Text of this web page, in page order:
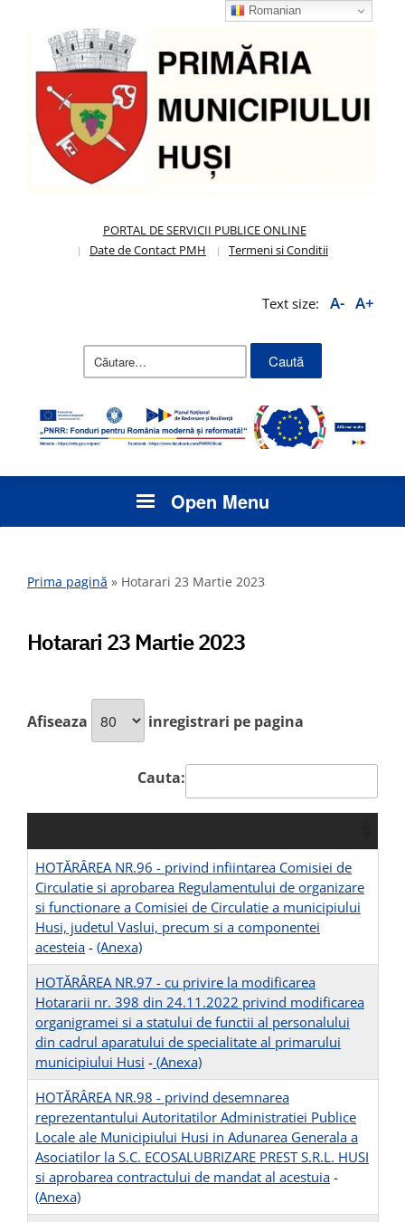
PORTAL DE SERVICII PUBLICE ONLINE
Date de Contact PMH
Termeni si Conditii
Text size: A- A+
Caută
Open Menu
Prima pagină » Hotarari 23 Martie 2023
Hotarari 23 Martie 2023
Afiseaza inregistrari pe pagina
Cauta:
HOTĂRÂREA NR.96 - privind infiintarea Comisiei de
Circulatie si aprobarea Regulamentului de organizare
si functionare a Comisiei de Circulatie a municipiului
Husi, judetul Vaslui, precum si a componentei
acesteia - (Anexa)
HOTĂRÂREA NR.97 - cu privire la modificarea
Hotararii nr. 398 din 24.11.2022 privind modificarea
organigramei si a statului de functii al personalului
din cadrul aparatului de specialitate al primarului
municipiului Husi - (Anexa)
HOTĂRÂREA NR.98 - privind desemnarea
reprezentantului Autoritatilor Administratiei Publice
Locale ale Municipiului Husi in Adunarea Generala a
Asociatilor la S.C. ECOSALUBRIZARE PREST S.R.L. HUSI
si aprobarea contractului de mandat al acestuia -
(Anexa)
Romanian